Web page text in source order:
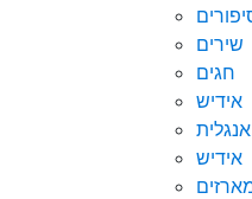
שירים
חגים
אידיש
אנגלית
אידיש